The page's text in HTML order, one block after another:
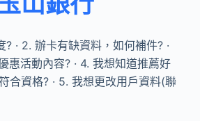
? · 2. 辦卡有缺資料，如何補件? ·
惠活動內容? · 4. 我想知道推薦好
合資格? · 5. 我想更改用戶資料(聯